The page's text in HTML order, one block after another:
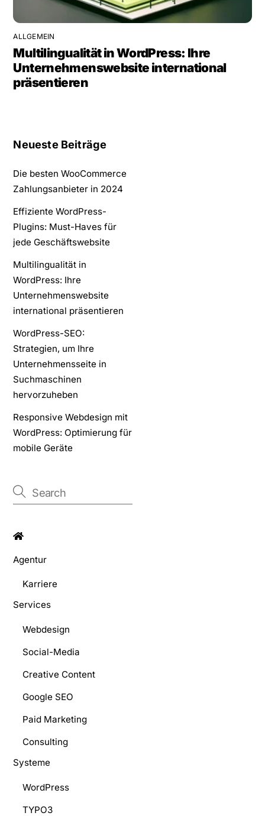
ALLGEMEIN
Multilingualität in WordPress: Ihre
Unternehmenswebsite international
präsentieren
Neueste Beiträge
Die besten WooCommerce
Zahlungsanbieter in 2024
Effiziente WordPress-
Plugins: Must-Haves für
jede Geschäftswebsite
Multilingualität in
WordPress: Ihre
Unternehmenswebsite
international präsentieren
WordPress-SEO:
Strategien, um Ihre
Unternehmensseite in
Suchmaschinen
hervorzuheben
Responsive Webdesign mit
WordPress: Optimierung für
mobile Geräte
Agentur
Karriere
Services
Webdesign
Social-Media
Creative Content
Google SEO
Paid Marketing
Consulting
Systeme
WordPress
TYPO3